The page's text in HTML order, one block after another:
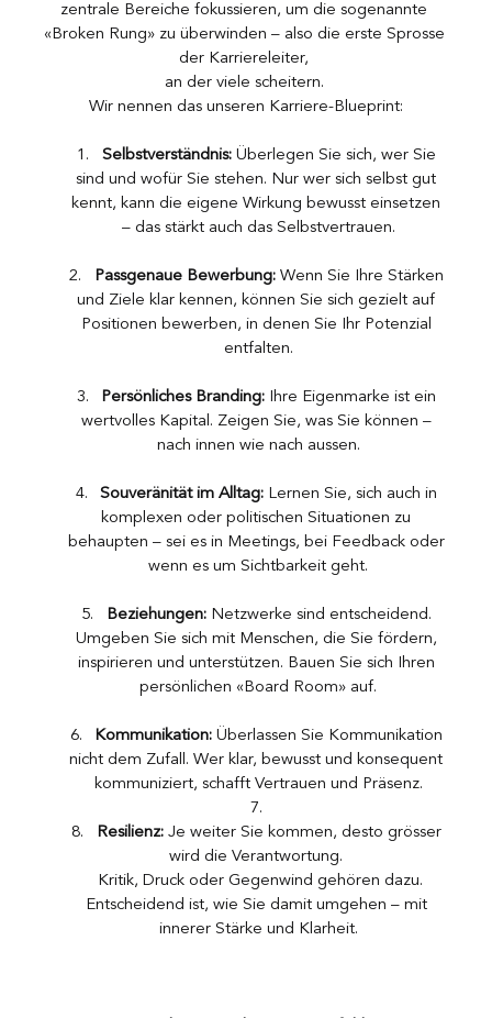
zentrale Bereiche fokussieren, um die sogenannte
«Broken Rung» zu überwinden – also die erste Sprosse
der Karriereleiter,
an der viele scheitern.
Wir nennen das unseren Karriere-Blueprint:
Selbstverständnis: Überlegen Sie sich, wer Sie
sind und wofür Sie stehen. Nur wer sich selbst gut
kennt, kann die eigene Wirkung bewusst einsetzen
– das stärkt auch das Selbstvertrauen.
Passgenaue Bewerbung: Wenn Sie Ihre Stärken
und Ziele klar kennen, können Sie sich gezielt auf
Positionen bewerben, in denen Sie Ihr Potenzial
entfalten.
Persönliches Branding: Ihre Eigenmarke ist ein
wertvolles Kapital. Zeigen Sie, was Sie können –
nach innen wie nach aussen.
Souveränität im Alltag: Lernen Sie, sich auch in
komplexen oder politischen Situationen zu
behaupten – sei es in Meetings, bei Feedback oder
wenn es um Sichtbarkeit geht.
Beziehungen: Netzwerke sind entscheidend.
Umgeben Sie sich mit Menschen, die Sie fördern,
inspirieren und unterstützen. Bauen Sie sich Ihren
persönlichen «Board Room» auf.
Kommunikation: Überlassen Sie Kommunikation
nicht dem Zufall. Wer klar, bewusst und konsequent
kommuniziert, schafft Vertrauen und Präsenz.
Resilienz: Je weiter Sie kommen, desto grösser
wird die Verantwortung.
Kritik, Druck oder Gegenwind gehören dazu.
Entscheidend ist, wie Sie damit umgehen – mit
innerer Stärke und Klarheit.